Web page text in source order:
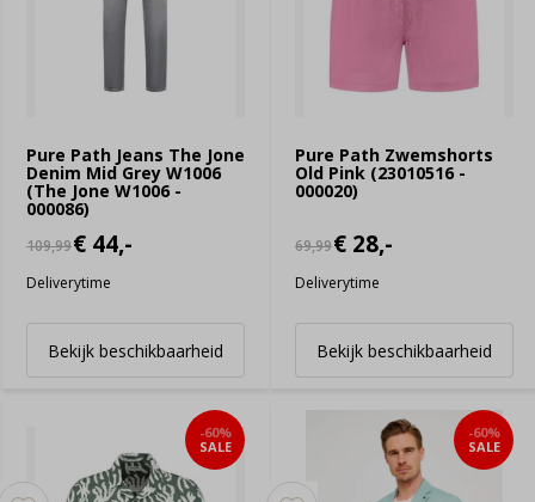
Pure Path Jeans The Jone
Denim Mid Grey W1006
(The Jone W1006 -
000086)
109,99€ 44,-
Deliverytime
Bekijk beschikbaarheid
Pure Path Zwemshorts
Old Pink (23010516 -
000020)
69,99€ 28,-
Deliverytime
Bekijk beschikbaarheid
-60%
SALE
-60%
SALE